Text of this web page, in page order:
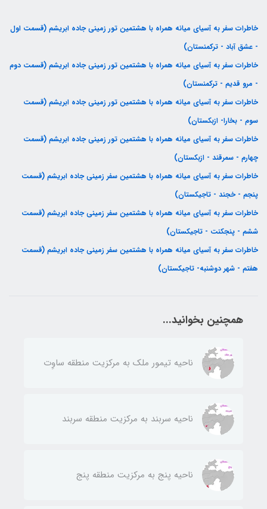
خاطرات سفر به آسیای میانه همراه با هشتمین تور زمینی جاده ابریشم (قسمت اول
- عشق آباد - ترکمنستان)
خاطرات سفر به آسیای میانه همراه با هشتمین تور زمینی جاده ابریشم (قسمت دوم
- مرو قدیم - ترکمنستان)
خاطرات سفر به آسیای میانه همراه با هشتمین تور زمینی جاده ابریشم (قسمت
سوم - بخارا- ازبکستان)
خاطرات سفر به آسیای میانه همراه با هشتمین تور زمینی جاده ابریشم (قسمت
چهارم - سمرقند - ازبکستان)
خاطرات سفر به آسیای میانه همراه با هشتمین سفر زمینی جاده ابریشم (قسمت
پنجم - خجند - تاجیکستان)
خاطرات سفر به آسیای میانه همراه با هشتمین سفر زمینی جاده ابریشم (قسمت
ششم - پنجکنت - تاجیکستان)
خاطرات سفر به آسیای میانه همراه با هشتمین سفر زمینی جاده ابریشم (قسمت
هفتم - شهر دوشنبه- تاجیکستان)
همچنین بخوانید...
ناحيه تيمور ملك به مركزيت منطقه ساوِت
ناحيه سربند به مركزيت منطقه سربند
ناحيه پنج به مركزيت منطقه پنج